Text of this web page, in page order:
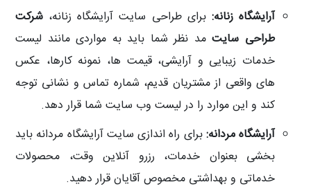
آرایشگاه زنانه: برای طراحی سایت آرایشگاه زنانه، شرکت
طراحی سایتمد نظر شما باید به مواردی مانند لیست
خدمات زیبایی و آرایشی، قیمت ها، نمونه کارها، عکس
های واقعی از مشتریان قدیم، شماره تماس و نشانی توجه
کند و این موارد را در لیست وب سایت شما قرار دهد.
آرایشگاه مردانه:برای راه اندازی سایت آرایشگاه مردانه باید
بخشی بعنوان خدمات، رزرو آنلاین وقت، محصولات
خدماتی و بهداشتی مخصوص آقایان قرار دهید.